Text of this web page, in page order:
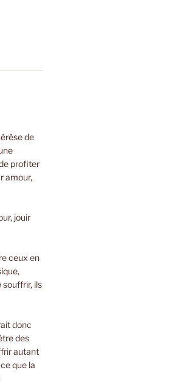
de
profiter
amour,
jouir
ceux en
souffrir, ils
donc
des
autant
que la